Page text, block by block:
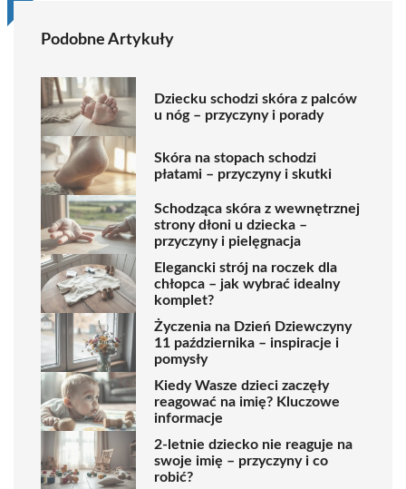
Podobne Artykuły
Dziecku schodzi skóra z palców
u nóg – przyczyny i porady
Skóra na stopach schodzi
płatami – przyczyny i skutki
Schodząca skóra z wewnętrznej
strony dłoni u dziecka –
przyczyny i pielęgnacja
Elegancki strój na roczek dla
chłopca – jak wybrać idealny
komplet?
Życzenia na Dzień Dziewczyny
11 października – inspiracje i
pomysły
Kiedy Wasze dzieci zaczęły
reagować na imię? Kluczowe
informacje
2-letnie dziecko nie reaguje na
swoje imię – przyczyny i co
robić?